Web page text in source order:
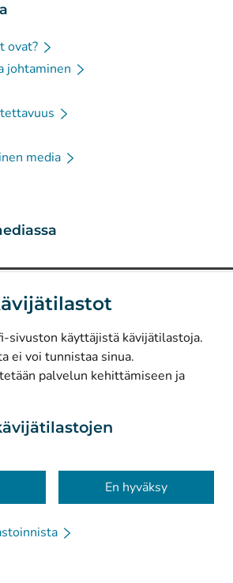
sivuston käyttäjistä kävijätilastoja.
ei voi tunnistaa sinua.
palvelun kehittämiseen ja
En hyväksy
ovat?
johtaminen
media
välilehteen)
välilehteen)